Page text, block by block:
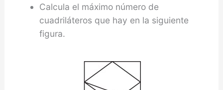
Calcula el máximo número de
cuadriláteros que hay en la siguiente
figura.